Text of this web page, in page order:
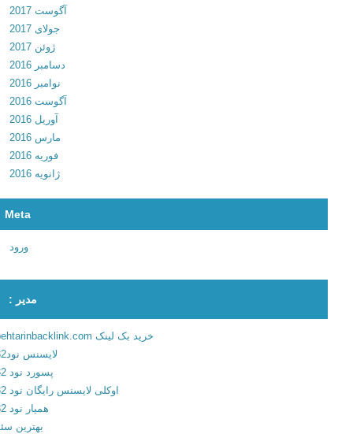
3
.
1
7
1
0
2
5
e
ا
و
آگوست 2017
جولای 2017
ژوئن 2017
دسامبر 2016
نوامبر 2016
آگوست 2016
آوریل 2016
مارس 2016
فوریه 2016
ژانویه 2016
Meta
مدیر :
خرید بک لینک behtarinbacklink.com
لایسنس نود32
پسورد نود 32
اوکلی لایسنس رایگان نود 32
همیار نود 32
بهترین سئو